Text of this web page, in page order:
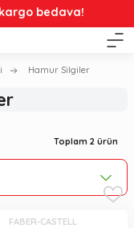
kargo bedava!
Hamur Silgiler
Toplam 2 ürün
FABER-CASTELL